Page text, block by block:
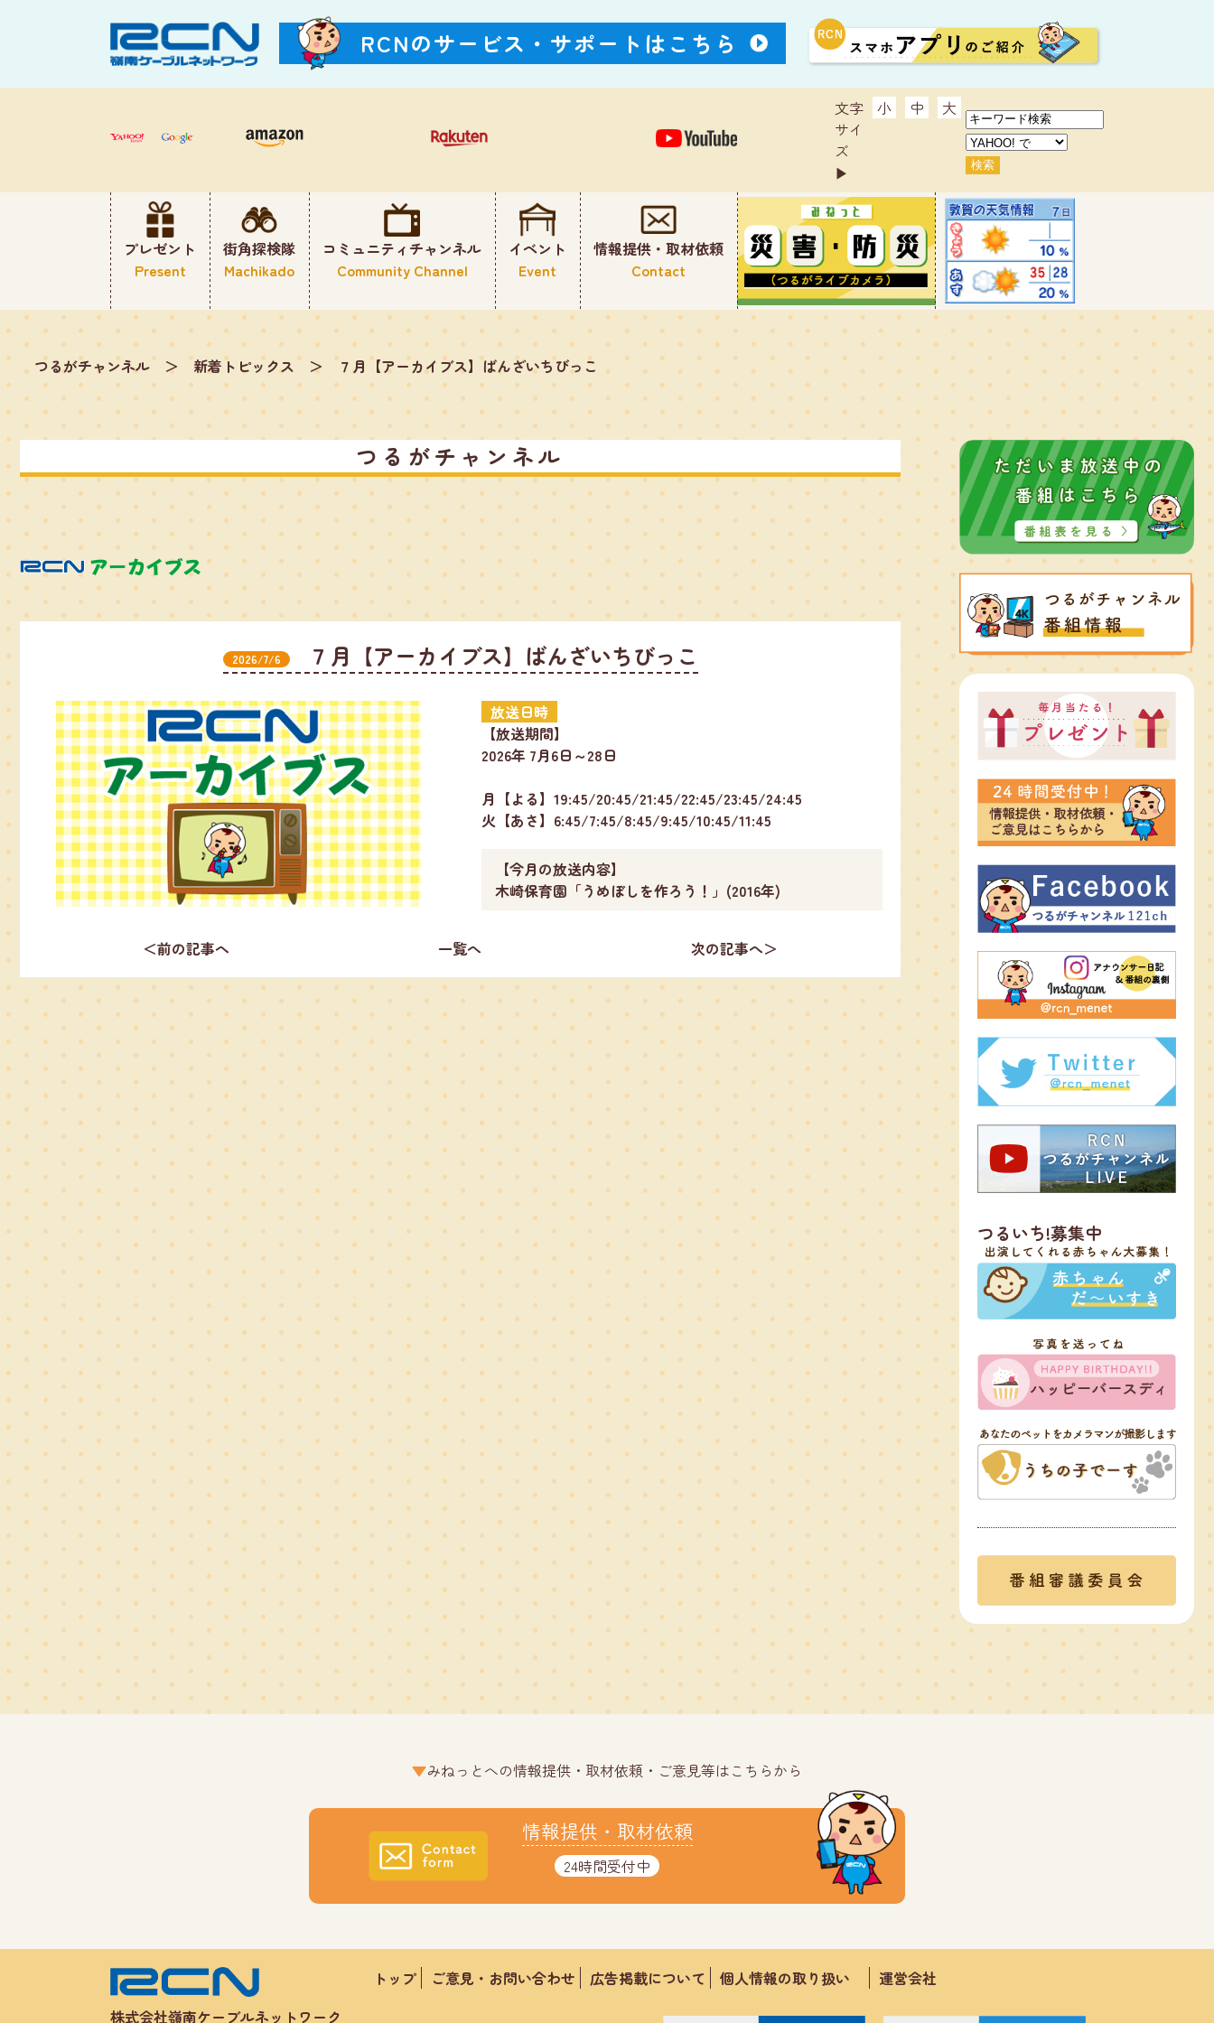
RCNのサービス・ サポートはこちら
文字
サイ
ズ
▶︎
小 中 大
プレゼント
Present
街角探検隊
Machikado
コミュニティチャンネル
Community Channel
イベント
Event
情報提供・取材依頼
Contact
つるがチャンネル ＞ 新着トピックス ＞ ７月【アーカイブス】ばんざいちびっこ
つるがチャンネル
2026/7/6 ７月【アーカイブス】ばんざいちびっこ
放送日時
【放送期間】
2026年 7月6日～28日
月【よる】19:45/20:45/21:45/22:45/23:45/24:45
火【あさ】6:45/7:45/8:45/9:45/10:45/11:45
【今月の放送内容】
木崎保育園「うめぼしを作ろう！」(2016年)
＜前の記事へ 一覧へ 次の記事へ＞
つるいち!募集中
みねっとへの情報提供・取材依頼・ご意見等はこちらから
情報提供・取材依頼
24時間受付中
株式会社嶺南ケーブルネットワーク
トップ ご意見・お問い合わせ 広告掲載について 個人情報の取り扱い 運営会社